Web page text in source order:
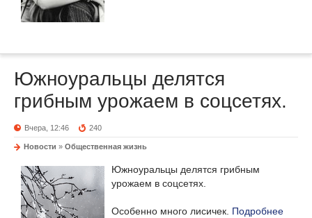
Южноуральцы делятся
грибным урожаем в соцсетях.
Вчера, 12:46 240
Новости » Общественная жизнь
Южноуральцы делятся грибным
урожаем в соцсетях.
Особенно много лисичек. Подробнее